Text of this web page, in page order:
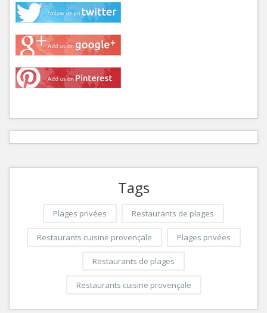
Tags
Plages privées Restaurants de plages
Restaurants cuisine provençale Plages privées
Restaurants de plages
Restaurants cuisine provençale